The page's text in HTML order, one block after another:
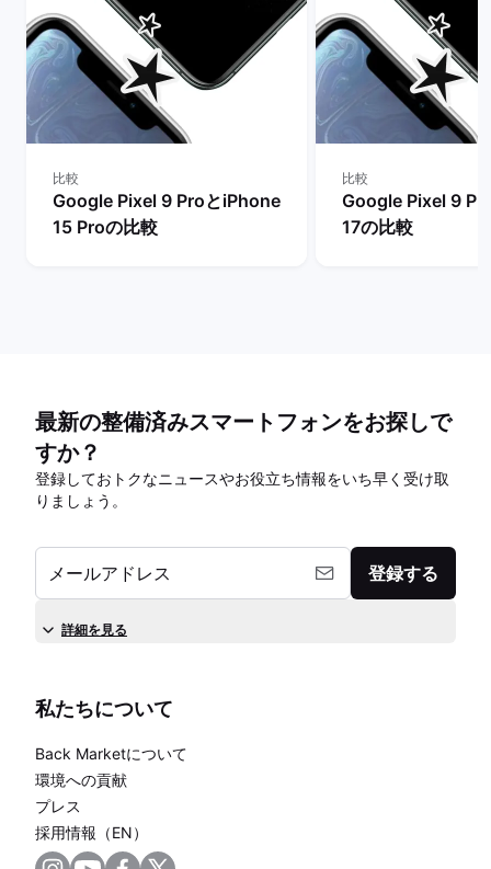
比較
Google Pixel 9 ProとiPhone
15 Proの比較
比較
Google Pixel 9
17の比較
最新の整備済みスマートフォンをお探しで
すか？
登録しておトクなニュースやお役立ち情報をいち早く受け取
りましょう。
メールアドレス 登録する
詳細を見る
私たちについて
Back Marketについて
環境への貢献
プレス
採用情報（EN）